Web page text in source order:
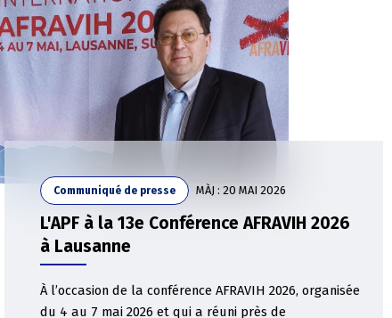
Communiqué de presse MÀJ :20 MAI 2026
L'APF à la 13e Conférence AFRAVIH 2026
à Lausanne
À l’occasion de la conférence AFRAVIH 2026, organisée
du 4 au 7 mai 2026 et qui a réuni près de